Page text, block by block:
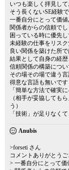
いつも楽しく拝見して
そう長くないSE経験で
一番自分にとって価
関係者からの信頼でし
困っている時に優先し
未経験の仕事をリスク
良い関係を築けた所
結果として自身の経
信頼関係の構築につい
その場その場で違う
得意な言語も無いで
「簡単な方法で確実
（相手が妥協しても
う）
「技術」が足りなく
Anubis
>forseti さん
コメントありがとうご
> 一番自分にとって